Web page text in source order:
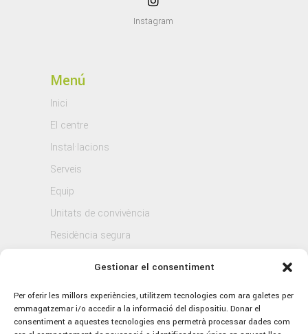
Gestionar el consentiment
Per oferir les millors experiències, utilitzem tecnologies com ara galetes per
emmagatzemar i/o accedir a la informació del dispositiu. Donar el
consentiment a aquestes tecnologies ens permetrà processar dades com
Instagram
Menú
Inici
El centre
Instal·lacions
Serveis
Equip
Unitats de convivència
Residència segura